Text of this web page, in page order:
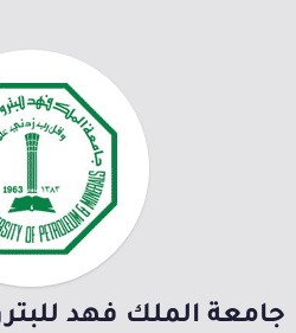
جامعة الملك فهد